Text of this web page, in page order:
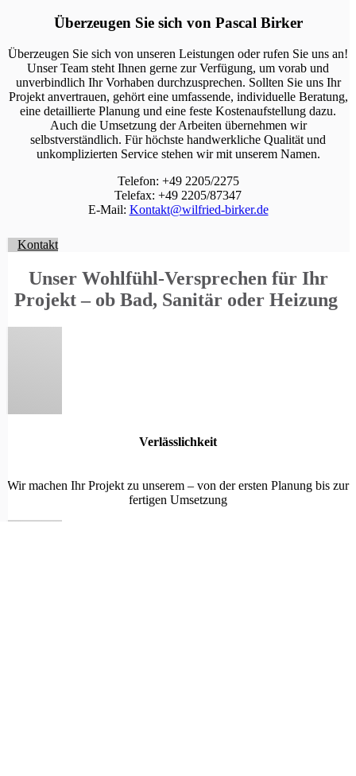
Überzeugen Sie sich von Pascal Birker
Überzeugen Sie sich von unseren Leistungen oder rufen Sie uns an!
Unser Team steht Ihnen gerne zur Verfügung, um vorab und
unverbindlich Ihr Vorhaben durchzusprechen. Sollten Sie uns Ihr
Projekt anvertrauen, gehört eine umfassende, individuelle Beratung,
eine detaillierte Planung und eine feste Kostenaufstellung dazu.
Auch die Umsetzung der Arbeiten übernehmen wir
selbstverständlich. Für höchste handwerkliche Qualität und
unkomplizierten Service stehen wir mit unserem Namen.
Telefon: +49 2205/2275
Telefax: +49 2205/87347
E-Mail: Kontakt@wilfried-birker.de
Kontakt
Unser Wohlfühl-Versprechen für Ihr
Projekt – ob Bad, Sanitär oder Heizung
Verlässlichkeit
Wir machen Ihr Projekt zu unserem – von der ersten Planung bis zur
fertigen Umsetzung